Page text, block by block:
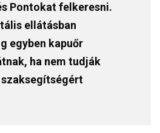
Pontokat felkeresni.
ellátásban
egyben kapuőr
ha nem tudják
szaksegítségért